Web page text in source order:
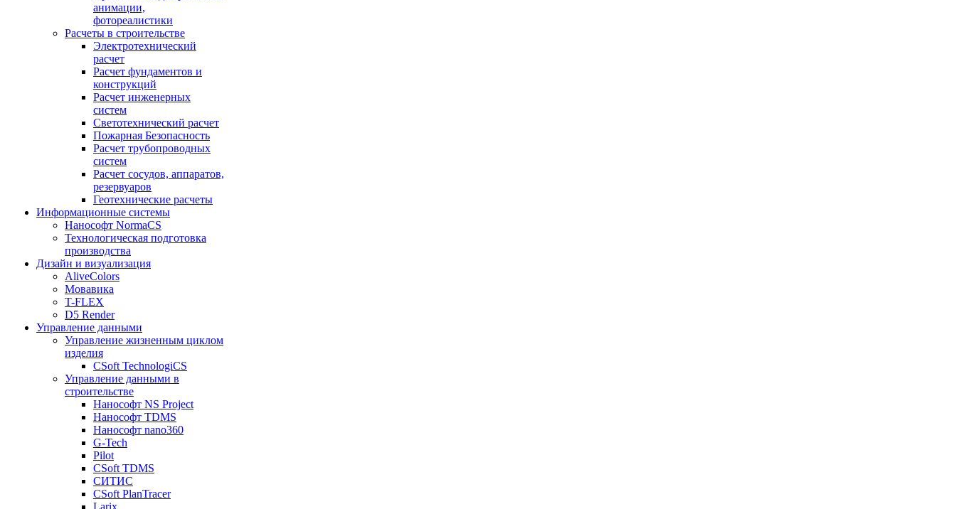
анимации,
фотореалистики
Расчеты в строительстве
Электротехнический
расчет
Расчет фундаментов и
конструкций
Расчет инженерных
систем
Светотехнический расчет
Пожарная Безопасность
Расчет трубопроводных
систем
Расчет сосудов, аппаратов,
резервуаров
Геотехнические расчеты
Информационные системы
Нанософт NormaCS
Технологическая подготовка
производства
Дизайн и визуализация
AliveColors
Мовавика
T-FLEX
D5 Render
Управление данными
Управление жизненным циклом
изделия
CSoft TechnologiCS
Управление данными в
строительстве
Нанософт NS Project
Нанософт TDMS
Нанософт nano360
G-Tech
Pilot
CSoft TDMS
СИТИС
CSoft PlanTracer
Larix